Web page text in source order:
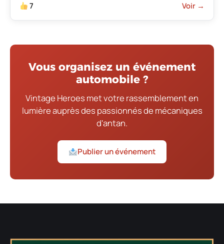
7 Voir →
Vous organisez un événement
automobile ?
Vintage Heroes met votre rassemblement en
lumière auprès des passionnés de mécaniques
d'antan.
Publier un événement